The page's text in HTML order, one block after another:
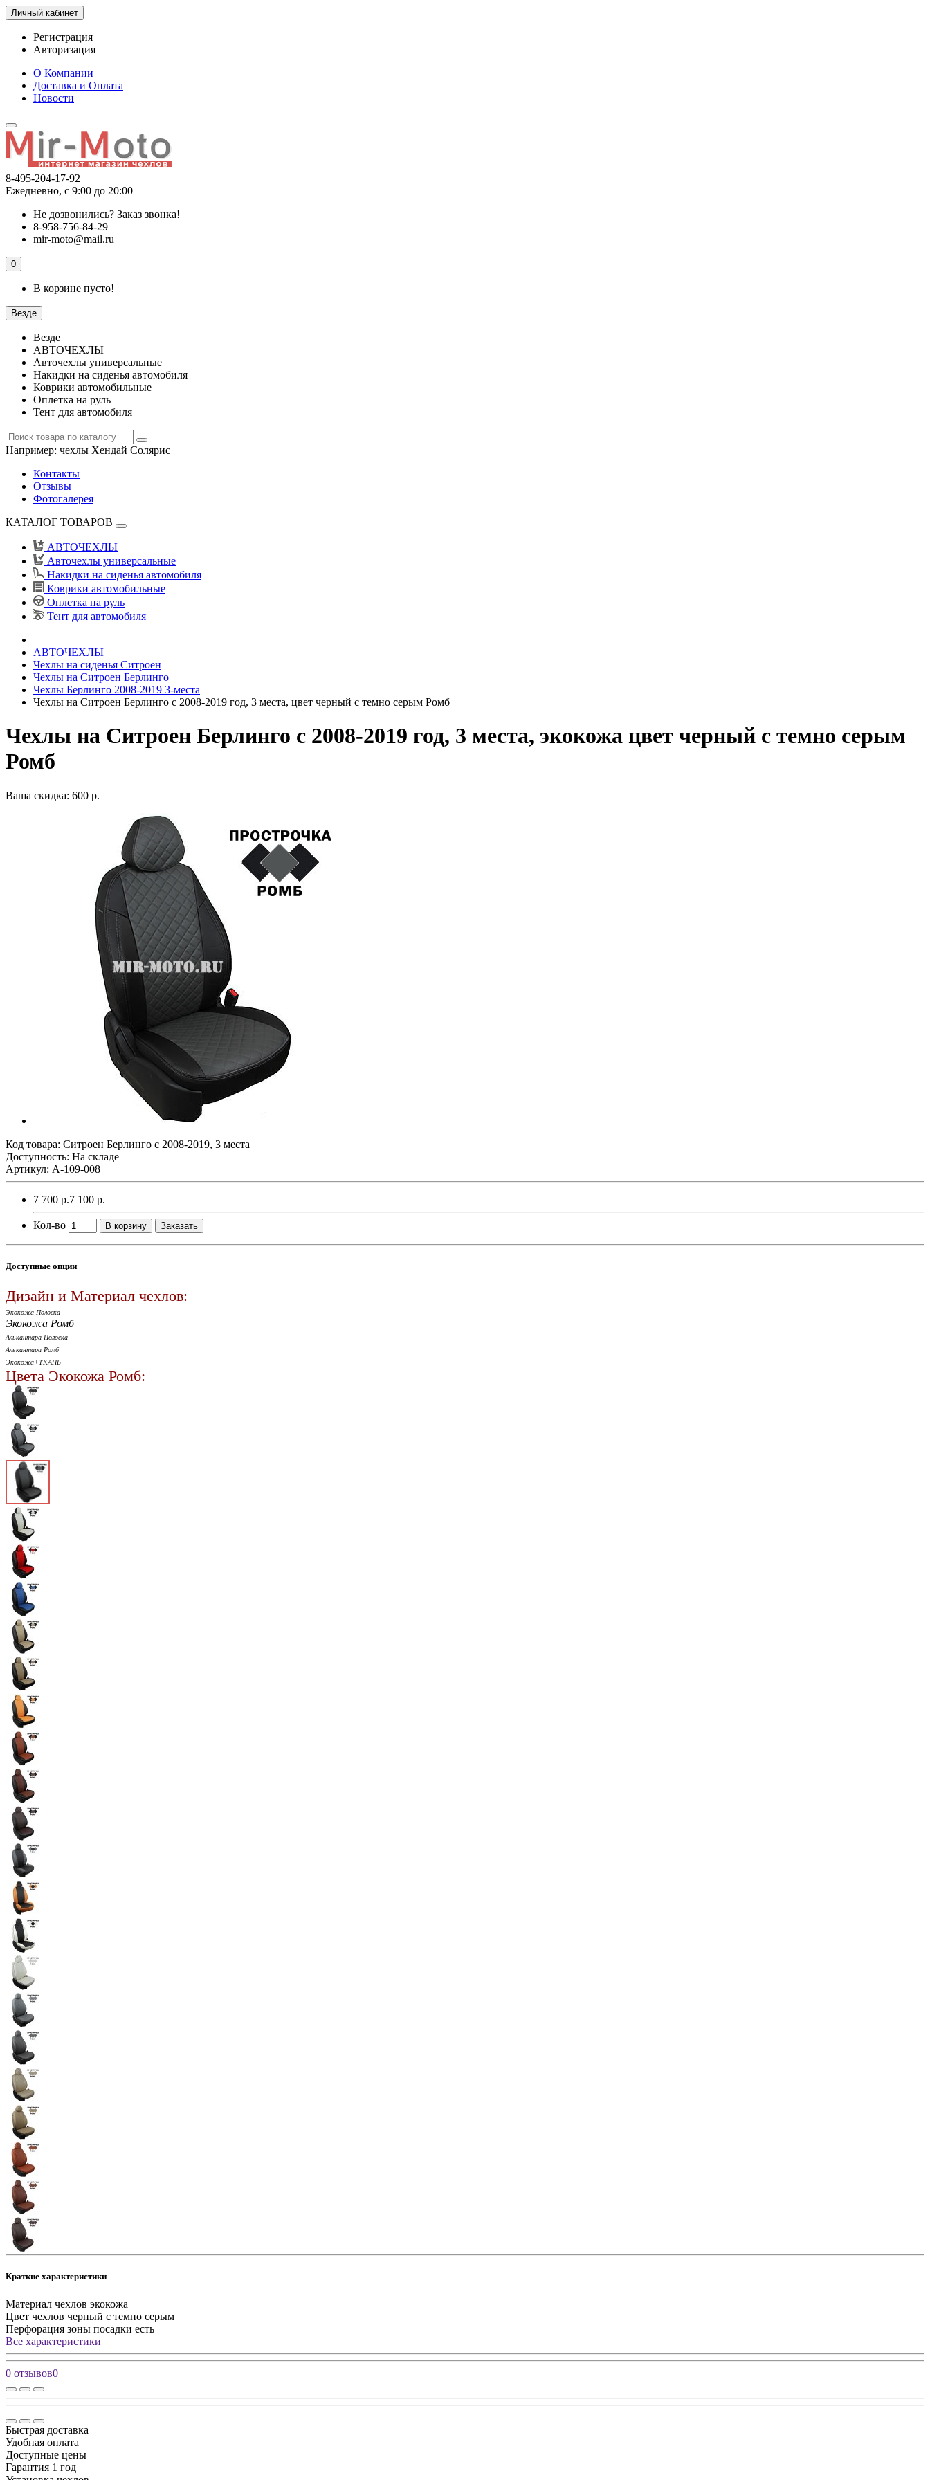
Личный кабинет
Регистрация
Авторизация
О Компании
Доставка и Оплата
Новости
8-495-204-17-92
Ежедневно, с 9:00 до 20:00
Не дозвонились? Заказ звонка!
8-958-756-84-29
mir-moto@mail.ru
0
В корзине пусто!
Везде
Везде
АВТОЧЕХЛЫ
Авточехлы универсальные
Накидки на сиденья автомобиля
Коврики автомобильные
Оплетка на руль
Тент для автомобиля
Например: чехлы Хендай Солярис
Контакты
Отзывы
Фотогалерея
КАТАЛОГ ТОВАРОВ
АВТОЧЕХЛЫ
Авточехлы универсальные
Накидки на сиденья автомобиля
Коврики автомобильные
Оплетка на руль
Тент для автомобиля
АВТОЧЕХЛЫ
Чехлы на сиденья Ситроен
Чехлы на Ситроен Берлинго
Чехлы Берлинго 2008-2019 3-места
Чехлы на Ситроен Берлинго с 2008-2019 год, 3 места, цвет черный с темно серым Ромб
Чехлы на Ситроен Берлинго с 2008-2019 год, 3 места, экокожа цвет черный с темно серым
Ромб
Ваша скидка: 600 р.
Код товара: Ситроен Берлинго с 2008-2019, 3 места
Доступность: На складе
Артикул: A-109-008
7 700 р.7 100 р.
Кол-во В корзину Заказать
Доступные опции
Дизайн и Материал чехлов:
Экокожа Полоска
Экокожа Ромб
Алькантара Полоска
Алькантара Ромб
Экокожа+ТКАНЬ
Цвета Экокожа Ромб:
Краткие характеристики
Материал чехлов экокожа
Цвет чехлов черный с темно серым
Перфорация зоны посадки есть
Все характеристики
0 отзывов0
Быстрая доставка
Удобная оплата
Доступные цены
Гарантия 1 год